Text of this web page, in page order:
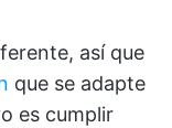
así que
que se adapte
es cumplir